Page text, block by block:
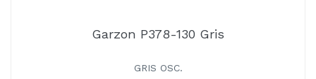
Garzon P378-130 Gris
GRIS OSC.